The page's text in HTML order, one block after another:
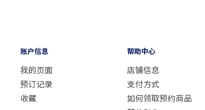
账户信息
我的页面
预订记录
收藏
帮助中心
店铺信息
支付方式
如何领取预约商品